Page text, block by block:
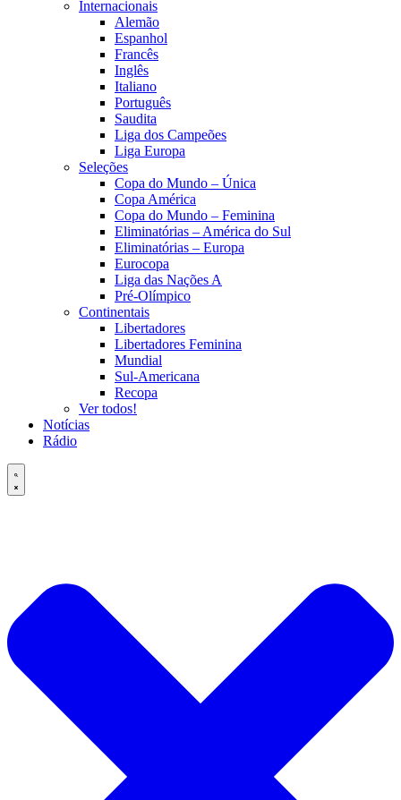
Internacionais
Alemão
Espanhol
Francês
Inglês
Italiano
Português
Saudita
Liga dos Campeões
Liga Europa
Seleções
Copa do Mundo – Única
Copa América
Copa do Mundo – Feminina
Eliminatórias – América do Sul
Eliminatórias – Europa
Eurocopa
Liga das Nações A
Pré-Olímpico
Continentais
Libertadores
Libertadores Feminina
Mundial
Sul-Americana
Recopa
Ver todos!
Notícias
Rádio